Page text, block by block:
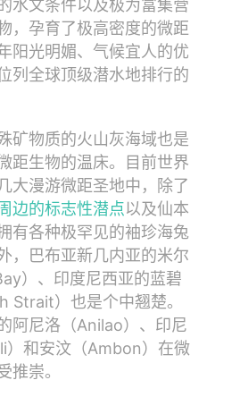
水文条件以及极为富集营
，孕育了极高密度的微距
阳光明媚、气候宜人的优
列全球顶级潜水地排行的
矿物质的火山灰海域也是
距生物的温床。目前世界
大漫游微距圣地中，除了
边的标志性潜点以及仙本
有各种极罕见的袖珍海兔
，巴布亚新几内亚的米尔
）、印度尼西亚的蓝碧
Strait）也是个中翘楚。
阿尼洛（Anilao）、印尼
）和安汶（Ambon）在微
推崇。